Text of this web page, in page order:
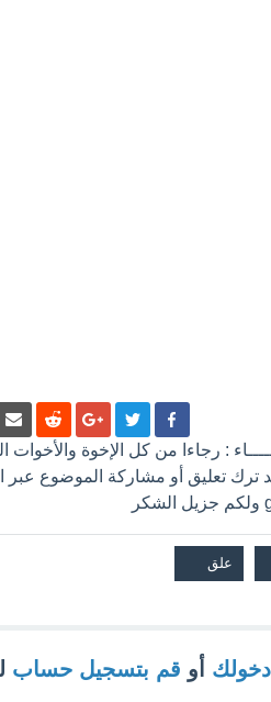
: رجاءا من كل الإخوة
أو قم بتسجيل حساب